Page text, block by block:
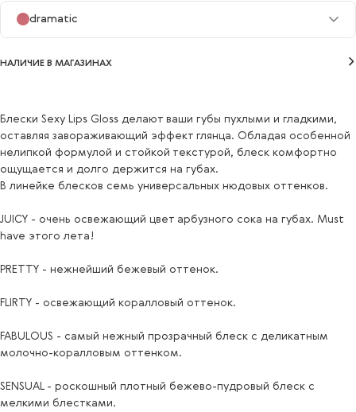
dramatic
dramatic
flirty
sensual
НАЛИЧИЕ В МАГАЗИНАХ
Блески Sexy Lips Gloss делают ваши губы пухлыми и гладкими,
оставляя завораживающий эффект глянца. Обладая особенной
нелипкой формулой и стойкой текстурой, блеск комфортно
ощущается и долго держится на губах.
В линейке блесков семь универсальных нюдовых оттенков.
JUICY - очень освежающий цвет арбузного сока на губах. Must
have этого лета!
PRETTY - нежнейший бежевый оттенок.
FLIRTY - освежающий коралловый оттенок.
FABULOUS - самый нежный прозрачный блеск с деликатным
молочно-коралловым оттенком.
SENSUAL - роскошный плотный бежево-пудровый блеск с
мелкими блестками.